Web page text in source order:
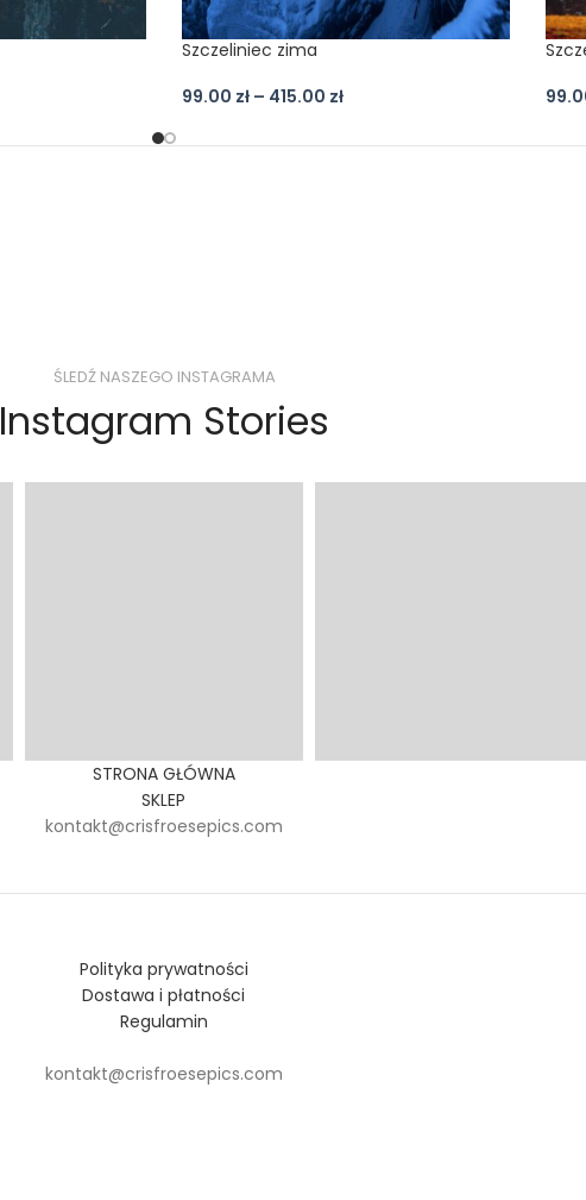
Szczeliniec zima
99.00 zł – 415.00 zł
ŚLEDŹ NASZEGO INSTAGRAMA
Instagram Stories
STRONA GŁÓWNA
SKLEP
kontakt@crisfroesepics.com
Polityka prywatności
Dostawa i płatności
Regulamin
kontakt@crisfroesepics.com